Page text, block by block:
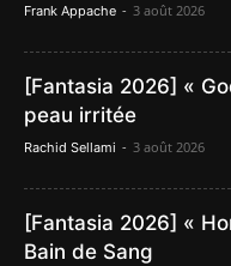
Frank Appache - 3 août 2026
[Fantasia 2026] «
peau irritée
Rachid Sellami - 3 août 2026
[Fantasia 2026] «
Bain de Sang